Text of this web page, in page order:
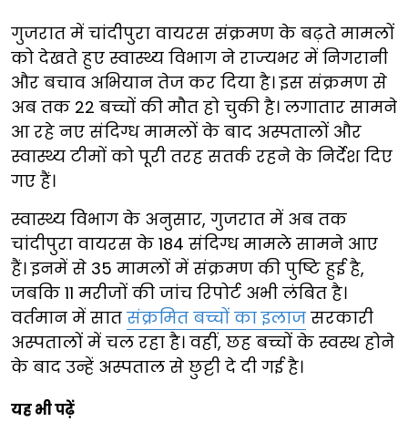
गुजरात में चांदीपुरा वायरस संक्रमण के बढ़ते मामलों
को देखते हुए स्वास्थ्य विभाग ने राज्यभर में निगरानी
और बचाव अभियान तेज कर दिया है। इस संक्रमण से
अब तक 22 बच्चों की मौत हो चुकी है। लगातार सामने
आ रहे नए संदिग्ध मामलों के बाद अस्पतालों और
स्वास्थ्य टीमों को पूरी तरह सतर्क रहने के निर्देश दिए
गए हैं।
स्वास्थ्य विभाग के अनुसार, गुजरात में अब तक
चांदीपुरा वायरस के 184 संदिग्ध मामले सामने आए
हैं। इनमें से 35 मामलों में संक्रमण की पुष्टि हुई है,
जबकि 11 मरीजों की जांच रिपोर्ट अभी लंबित है।
वर्तमान में सात संक्रमित बच्चों का इलाज सरकारी
अस्पतालों में चल रहा है। वहीं, छह बच्चों के स्वस्थ होने
के बाद उन्हें अस्पताल से छुट्टी दे दी गई है।
यह भी पढ़ें